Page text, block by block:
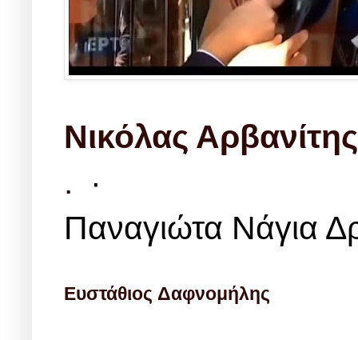
Νικόλας Αρβανίτης
.
·
Παναγιώτα Νάγια
Ευστάθιος Δαφνομήλης